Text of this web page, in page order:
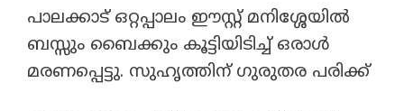
പാലക്കാട്‌ ഒറ്റപ്പാലം ഈസ്റ്റ്‌ മനിശ്ശേയിൽ
ബസ്സും ബൈക്കും കൂട്ടിയിടിച്ച് ഒരാൾ
മരണപ്പെട്ടു. സുഹൃത്തിന് ഗുരുതര പരിക്ക്